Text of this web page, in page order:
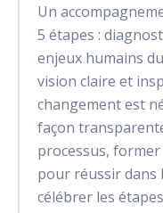
Un
5 étapes :
enjeux humains
vision claire et
changement est
façon
processus,
pour réussir dans
célébrer les